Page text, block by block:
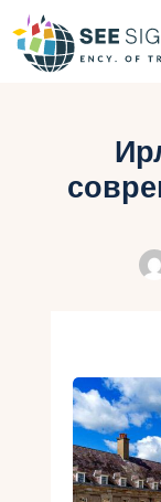
Горящие
Блог
Контакты